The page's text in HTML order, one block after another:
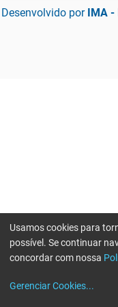
Desenvolvido por IMA -
Usamos cookies para
possível. Se continuar
concordar com nossa
Gerenciar Cookies...
Erro ao enviar